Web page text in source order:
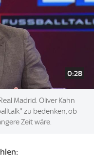
0:28
Madrid. Oliver Kahn
zu bedenken, ob
Zeit wäre.